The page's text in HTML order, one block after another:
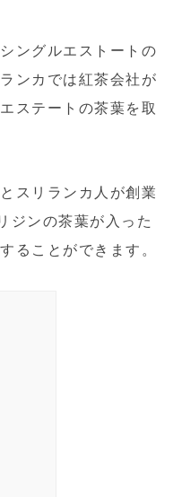
ングルエストートの
ンカでは紅茶会社が
ステートの茶葉を取
スリランカ人が創業
ジンの茶葉が入った
ることができます。